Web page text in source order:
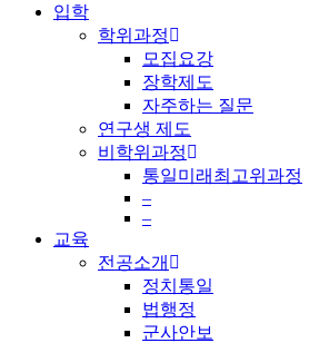
입학
학위과정
모집요강
장학제도
자주하는 질문
연구생 제도
비학위과정
통일미래최고위과정
–
–
교육
전공소개
정치통일
법행정
군사안보